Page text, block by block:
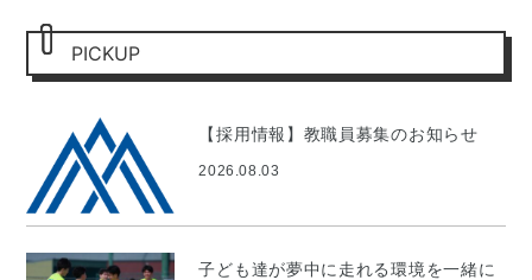
PICKUP
【採用情報】教職員募集のお知らせ
2026.08.03
子ども達が夢中に走れる環境を一緒に